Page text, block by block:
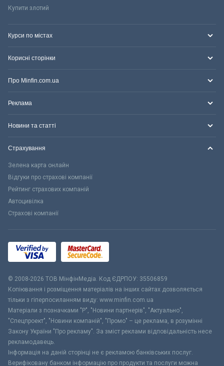
Купити злотий
Курси по містах
Корисні сторінки
Про Minfin.com.ua
Реклама
Новини та статті
Страхування
Зелена карта онлайн
Відгуки про страхові компанії
Рейтинг страхових компаній
Автоцивілка
Страхові компанії
© 2008-2026 ТОВ МiнфiнМедiа. Код ЄДРПОУ: 35506859
Копіювання і розміщення матеріалів на інших сайтах дозволяється
тільки з гіперпосиланням виду: www.minfin.com.ua
Матеріали з позначками "Р", "Новини партнерів", "Актуально",
"Спецпроект", "Новини компаній", "Промо" – це реклама, в розумінні
Закону України "Про рекламу". За зміст реклами відповідальність несе
рекламодавець.
Інформація на даній сторінці не є рекламою банківських послуг.
Верифіковану банком інформацію про продукти та послуги можна